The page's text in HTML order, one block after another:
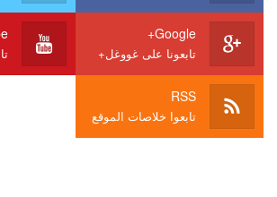
Google+
تابعونا على غووغل+
RSS
تابعوا خلاصات الموقع